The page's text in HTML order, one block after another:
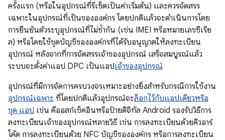
ครั้งแรก (หรือในอุปกรณ์ที่รีเซ็ตเป็นค่าเริ่มต้น) และควรจัดสรร
เฉพาะในอุปกรณ์ที่เป็นขององค์กร โดยปกติแล้วจะดำเนินการโดย
การยืนยันตัวระบุอุปกรณ์ที่ไม่ซ้ำกัน (เช่น IMEI หรือหมายเลขซีเรีย
ล) หรือโดยใช้ชุดบัญชีขององค์กรที่ได้รับอนุญาตให้ลงทะเบียน
อุปกรณ์ หลังจากที่การจัดสรรเจ้าของอุปกรณ์ เสร็จสมบูรณ์แล้ว
ระบบจะตั้งค่าแอป DPC เป็นแอปเจ้าของอุปกรณ์
อุปกรณ์ที่มีการจัดการครบวงจรเหมาะอย่างยิ่งสำหรับกรณีการใช้งาน
อุปกรณ์เฉพาะ ที่โดยปกติแล้วอุปกรณ์จะล็อกไว้กับแอปเดียวหรือ
ชุด แอป เช่น คีออสก์เช็คอินหรือป้ายดิจิทัล Android รองรับวิธีการ
ลงทะเบียนเจ้าของอุปกรณ์หลายวิธี เช่น การลงทะเบียนด้วยคิวอาร์
โค้ด การลงทะเบียนด้วย NFC บัญชีขององค์กร หรือการลงทะเบียน